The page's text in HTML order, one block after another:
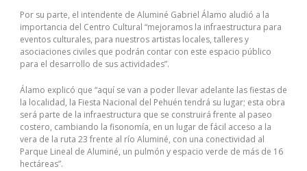
Por su parte, el intendente de Aluminé Gabriel Álamo aludió a la
importancia del Centro Cultural “mejoramos la infraestructura para
eventos culturales, para nuestros artistas locales, talleres y
asociaciones civiles que podrán contar con este espacio público
para el desarrollo de sus actividades”.
Álamo explicó que “aquí se van a poder llevar adelante las fiestas de
la localidad, la Fiesta Nacional del Pehuén tendrá su lugar; esta obra
será parte de la infraestructura que se construirá frente al paseo
costero, cambiando la fisonomía, en un lugar de fácil acceso a la
vera de la ruta 23 frente al río Aluminé, con una conectividad al
Parque Lineal de Aluminé, un pulmón y espacio verde de más de 16
hectáreas”.